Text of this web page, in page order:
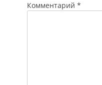
Комментарий *